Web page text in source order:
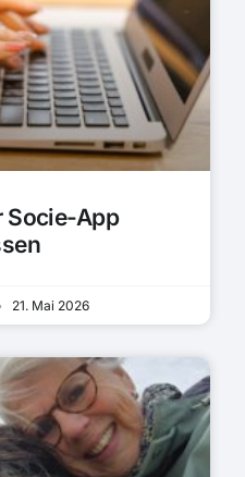
Socie-App
21. Mai 2026